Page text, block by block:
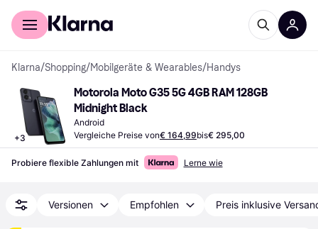
Für Shopper
Klarna/Shopping/Mobilgeräte & Wearables/Handys
+3
Motorola Moto G35 5G 4GB RAM 128GB
Midnight Black
Android
Vergleiche Preise von€ 164,99bis€ 295,00
Probiere flexible Zahlungen mit Lerne wie
Versionen Empfohlen Preis inklusive